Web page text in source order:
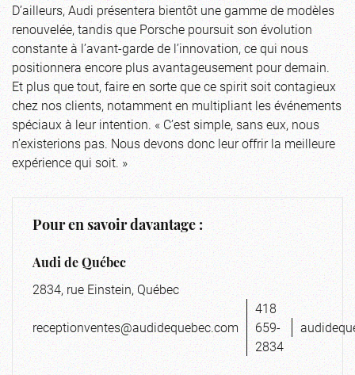
D’ailleurs, Audi présentera bientôt une gamme de modèles
renouvelée, tandis que Porsche poursuit son évolution
constante à l’avant-garde de l’innovation, ce qui nous
positionnera encore plus avantageusement pour demain.
Et plus que tout, faire en sorte que ce spirit soit contagieux
chez nos clients, notamment en multipliant les événements
spéciaux à leur intention. « C’est simple, sans eux, nous
n’existerions pas. Nous devons donc leur offrir la meilleure
expérience qui soit. »
Pour en savoir davantage :
Audi de Québec
2834, rue Einstein, Québec
receptionventes@audidequebec.com
418
659-
2834